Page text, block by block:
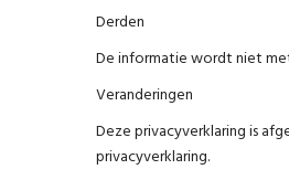
Derden
De informatie wordt niet
Veranderingen
Deze privacyverklaring is
privacyverklaring.